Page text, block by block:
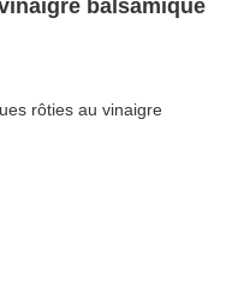
balsamique